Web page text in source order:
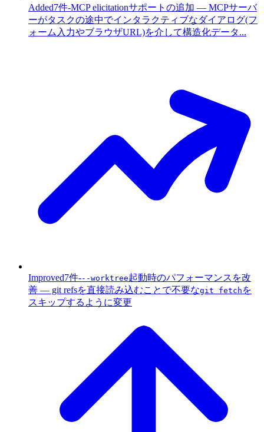
Added7件-MCP elicitationサポートの追加 — MCPサーバ
ーがタスクの途中でインタラクティブなダイアログ(フ
ォーム入力やブラウザURL)を介して構造化データ...
Improved7件---worktree起動時のパフォーマンスを改
善 — git refsを直接読み込むことで不要なgit fetch を
スキップするように変更